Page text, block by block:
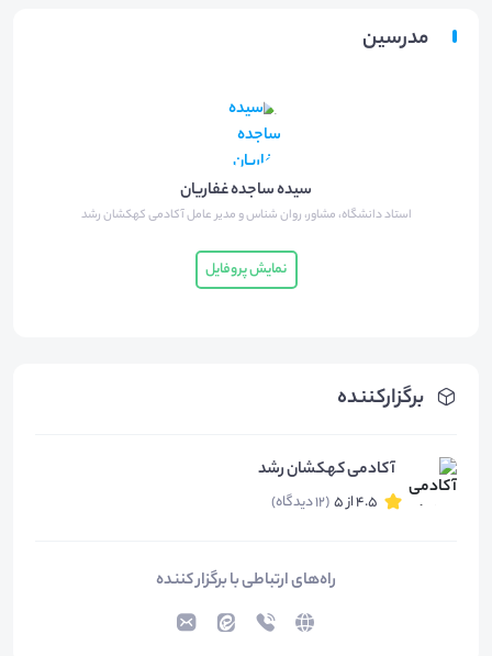
برگزارکننده
آکادمی کهکشان رشد
4.5 از 5 (12 دیدگاه)
راه‌های ارتباطی با برگزار کننده
مدرسین
سیده ساجده غفاریان
استاد دانشگاه، مشاور، روان شناس و مدیر عامل آکادمی کهکشان رشد
نمایش پروفایل